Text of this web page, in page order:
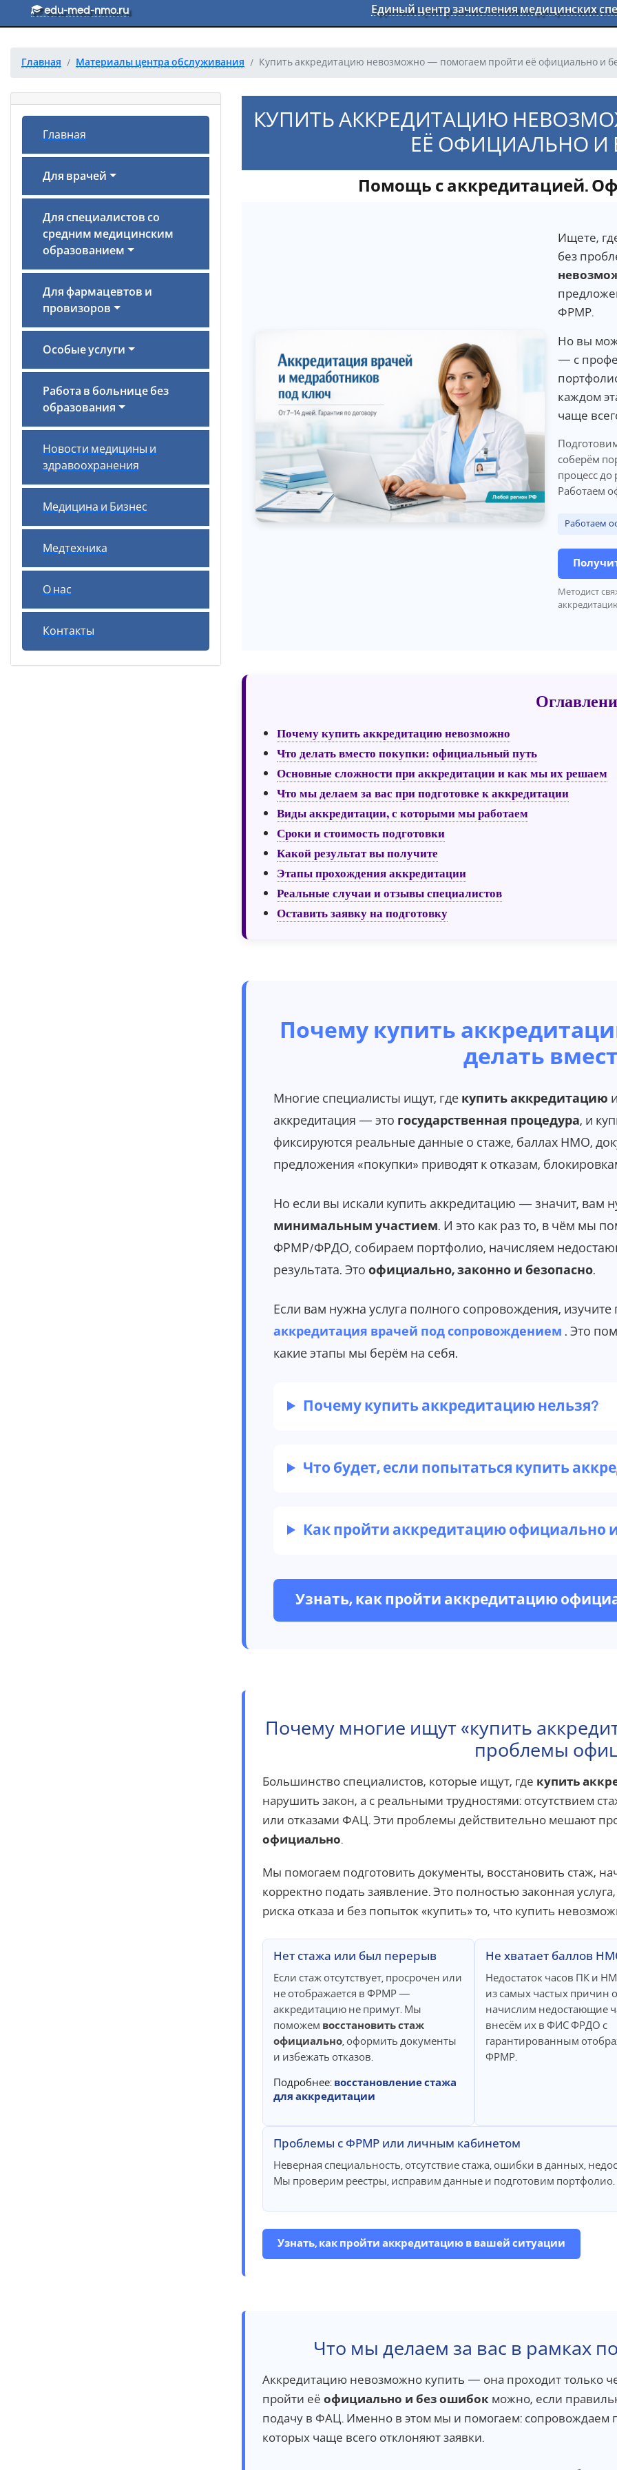
Перейти к основному тексту
edu-med-nmo.ru Единый центр зачисления медицинских
Главная Материалы центра обслуживания Купить аккредитацию невозможно — помогаем пройти её официально и
Главная
Для врачей
Для специалистов со
средним медицинским
образованием
Для фармацевтов и
провизоров
Особые услуги
Работа в больнице без
образования
Новости медицины и
здравоохранения
Медицина и Бизнес
Медтехника
О нас
Контакты
КУПИТЬ АККРЕДИТАЦИЮ
ЕЁ ОФИЦИАЛЬНО И
Помощь с аккредитацией.
Ищете,
без
ФРМР.
Но вы
— с
каждом
чаще
соберём
процесс до
Работаем
Работаем
Методист
Почему купить аккредитацию невозможно
Что делать вместо покупки: официальный путь
Основные сложности при аккредитации и как мы их решаем
Что мы делаем за вас при подготовке к аккредитации
Виды аккредитации, с которыми мы работаем
Сроки и стоимость подготовки
Какой результат вы получите
Этапы прохождения аккредитации
Реальные случаи и отзывы специалистов
Оставить заявку на подготовку
Почему купить
делать
Многие специалисты ищут, где купить аккредитацию
аккредитация — это государственная процедура, и
фиксируются реальные данные о стаже, баллах НМО,
предложения «покупки» приводят к отказам,
Но если вы искали купить аккредитацию — значит, вам
минимальным участием. И это как раз то, в чём мы
ФРМР/ФРДО, собираем портфолио, начисляем
результата. Это официально, законно и безопасно.
Если вам нужна услуга полного сопровождения,
аккредитация врачей под сопровождением . Это
какие этапы мы берём на себя.
Почему купить аккредитацию нельзя?
Что будет, если попытаться купить
Как пройти аккредитацию официально
Узнать, как пройти аккредитацию
Почему многие ищут «купить
проблемы
Большинство специалистов, которые ищут, где купить
нарушить закон, а с реальными трудностями: отсутствием
или отказами ФАЦ. Эти проблемы действительно мешают
официально.
Мы помогаем подготовить документы, восстановить стаж,
корректно подать заявление. Это полностью законная
риска отказа и без попыток «купить» то, что купить
Нет стажа или был перерыв
Если стаж отсутствует, просрочен или
не отображается в ФРМР —
аккредитацию не примут. Мы
поможем восстановить стаж
официально, оформить документы
и избежать отказов.
Подробнее: восстановление стажа
для аккредитации
Не хватает баллов
Недостаток часов ПК и
из самых частых причин
начислим недостающие
внесём их в ФИС ФРДО с
гарантированным
ФРМР.
Проблемы с ФРМР или личным кабинетом
Неверная специальность, отсутствие стажа, ошибки в данных,
Мы проверим реестры, исправим данные и подготовим портфолио.
Узнать, как пройти аккредитацию в вашей ситуации
Что мы делаем за вас в рамках
Аккредитацию невозможно купить — она проходит только
пройти её официально и без ошибок можно, если
подачу в ФАЦ. Именно в этом мы и помогаем: сопровождаем
которых чаще всего отклоняют заявки.